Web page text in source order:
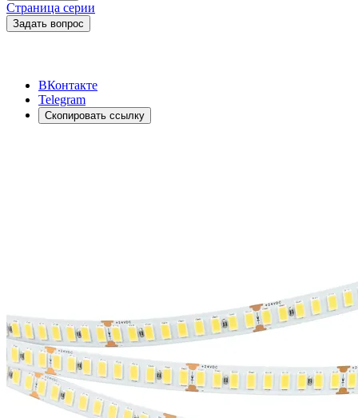
Страница серии
Задать вопрос
ВКонтакте
Telegram
Скопировать ссылку